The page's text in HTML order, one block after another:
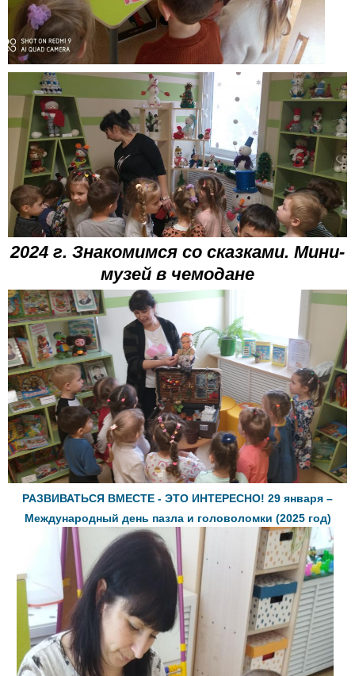
2024 г. Знакомимся со сказками. Мини-
музей в чемодане
РАЗВИВАТЬСЯ ВМЕСТЕ - ЭТО ИНТЕРЕСНО! 29 января –
Международный день пазла и головоломки (2025 год)